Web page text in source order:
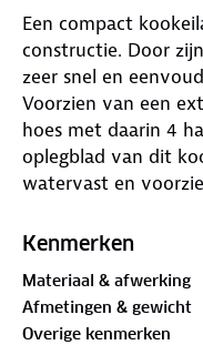
Een compact
constructie. Door
zeer snel en
Voorzien van een
hoes met daarin 4
oplegblad van dit
watervast en
De verstelbare
Wordt geleverd in
52,5x103x14,5
Kenmerken
Materiaal & afwerking
Afmetingen & gewicht
Overige kenmerken